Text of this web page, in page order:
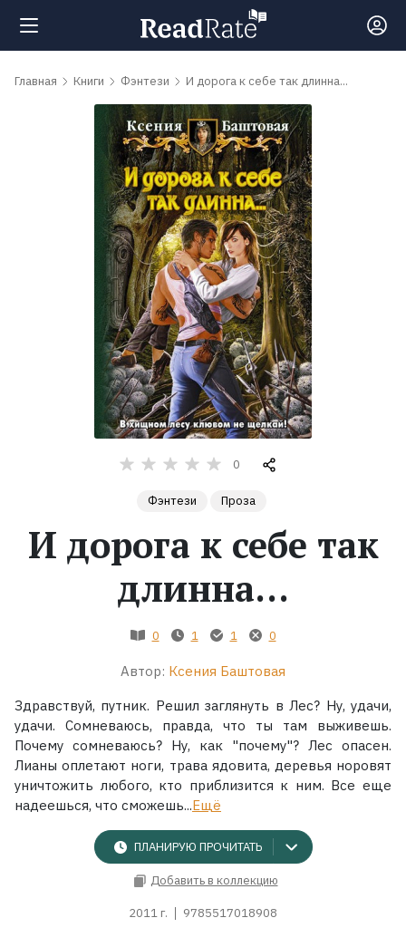
Поиск
обсуждаемые
Экранизации
Главная Книги Фэнтези И дорога к себе так длинна...
0
Фэнтези Проза
И дорога к себе так
длинна...
0 1 1 0
Автор: Ксения Баштовая
Здравствуй, путник. Решил заглянуть в Лес? Ну, удачи,
удачи. Сомневаюсь, правда, что ты там выживешь.
Почему сомневаюсь? Ну, как "почему"? Лес опасен.
Лианы оплетают ноги, трава ядовита, деревья норовят
уничтожить любого, кто приблизится к ним. Все еще
надеешься, что сможешь...Ещё
ПЛАНИРУЮ ПРОЧИТАТЬ
Добавить в коллекцию
2011 г. 9785517018908